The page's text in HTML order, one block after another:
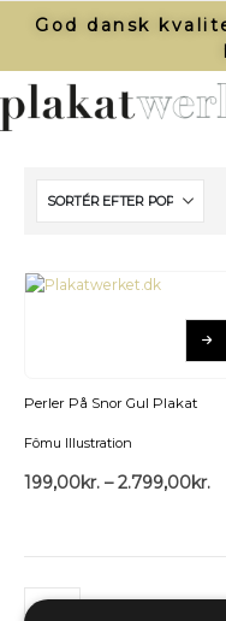
God dansk
Perler På Snor Gul Plakat
Fômu Illustration
199,00kr. – 2.799,00kr.